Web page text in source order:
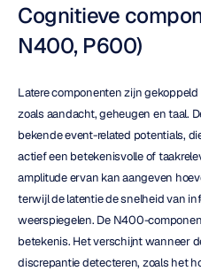
Cognitieve
N400, P600)
Latere componenten zijn
zoals aandacht, geheugen en taal.
bekende event-related potentials,
actief een betekenisvolle of
amplitude ervan kan aangeven
terwijl de latentie de snelheid van
weerspiegelen. De N400-
betekenis. Het verschijnt wanneer
discrepantie detecteren, zoals het